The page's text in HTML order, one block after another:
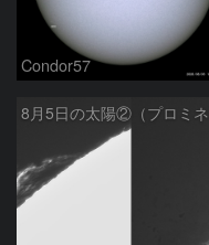
Condor57